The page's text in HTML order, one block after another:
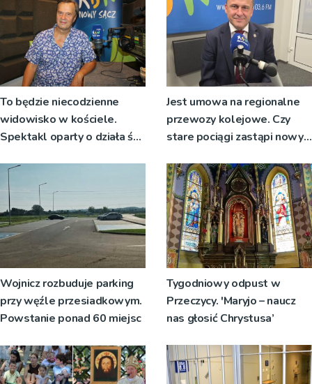
To będzie niecodzienne
widowisko w kościele.
Spektakl oparty o działa św.
Jest umowa na regionalne
przewozy kolejowe. Czy
stare pociągi zastąpi nowy
Wojnicz rozbuduje parking
przy węźle przesiadkowym.
Powstanie ponad 60 miejsc
Tygodniowy odpust w
Przeczycy. 'Maryjo – naucz
nas głosić Chrystusa’